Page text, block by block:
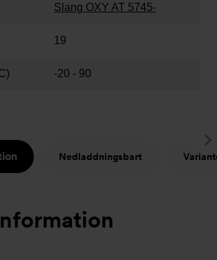
Slang OXY AT 5745-
19
-20 - 90
Nedladdningsbart